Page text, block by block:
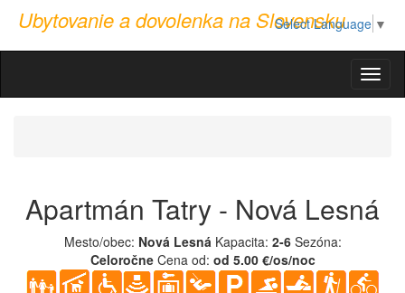
Ubytovanie a dovolenka na Slovensku
Select Language ▼
Menu
Apartmán Tatry - Nová Lesná
Mesto/obec: Nová LesnáKapacita: 2-6Sezóna:
CeloročneCena od: od 5.00 €/os/noc